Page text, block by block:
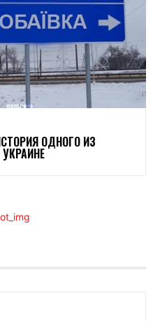
ОДНОГО ИЗ